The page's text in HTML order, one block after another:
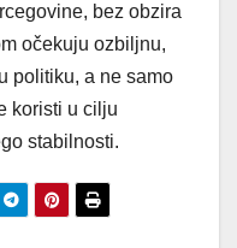
bez obzira
očekuju ozbiljnu,
politiku, a ne samo
koristi u cilju
stabilnosti.